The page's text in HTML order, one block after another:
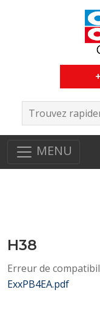
MENU
H38
Erreur de
ExxPB4EA.pdf